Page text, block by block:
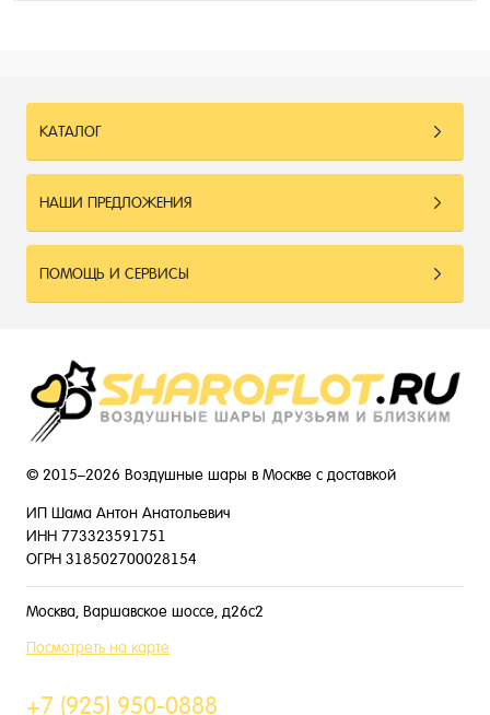
КАТАЛОГ
НАШИ ПРЕДЛОЖЕНИЯ
ПОМОЩЬ И СЕРВИСЫ
© 2015–2026 Воздушные шары в Москве с доставкой
ИП Шама Антон Анатольевич
ИНН 773323591751
ОГРН 318502700028154
Москва, Варшавское шоссе, д26с2
Посмотреть на карте
+7 (925) 950-0888